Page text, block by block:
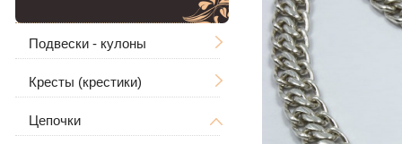
Подвески - кулоны
Мужские
Большие
Ладанки
Кресты (крестики)
Без распятия
Цепочки